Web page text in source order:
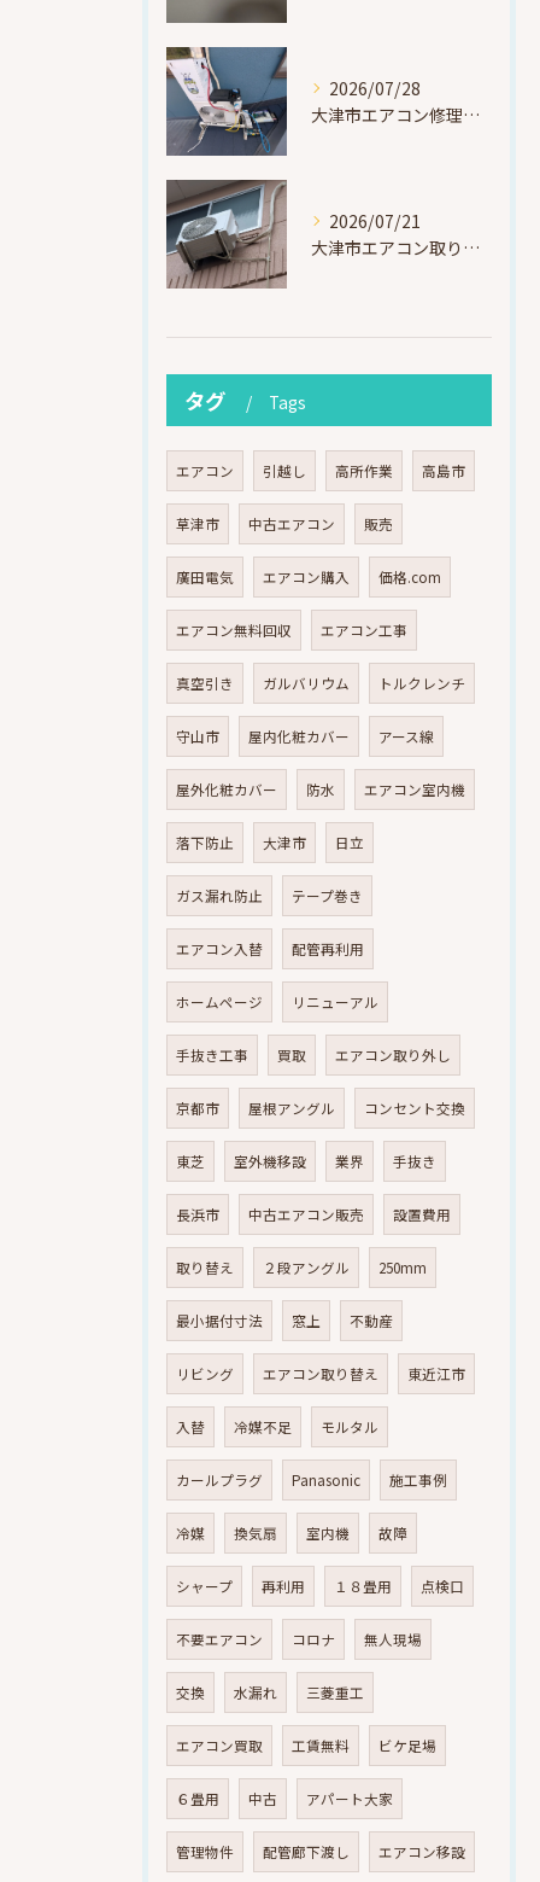
2026/07/28
大津市エアコン修理｜冷媒漏れを特定！高所作業で東芝RAS-F221ARTを修理・ガスチャージ
2026/07/21
大津市エアコン取り付け｜他社で断られたマンション3階の壁面アングル高所作業（ハイセンス HA-J22H-W・プレジーオビワコ）
タグ Tags
エアコン 引越し 高所作業 高島市
草津市 中古エアコン 販売
廣田電気 エアコン購入 価格.com
エアコン無料回収 エアコン工事
真空引き ガルバリウム トルクレンチ
守山市 屋内化粧カバー アース線
屋外化粧カバー 防水 エアコン室内機
落下防止 大津市 日立
ガス漏れ防止 テープ巻き
エアコン入替 配管再利用
ホームページ リニューアル
手抜き工事 買取 エアコン取り外し
京都市 屋根アングル コンセント交換
東芝 室外機移設 業界 手抜き
長浜市 中古エアコン販売 設置費用
取り替え ２段アングル 250mm
最小据付寸法 窓上 不動産
リビング エアコン取り替え 東近江市
入替 冷媒不足 モルタル
カールプラグ Panasonic 施工事例
冷媒 換気扇 室内機 故障
シャープ 再利用 １８畳用 点検口
不要エアコン コロナ 無人現場
交換 水漏れ 三菱重工
エアコン買取 工賃無料 ビケ足場
６畳用 中古 アパート大家
管理物件 配管廊下渡し エアコン移設